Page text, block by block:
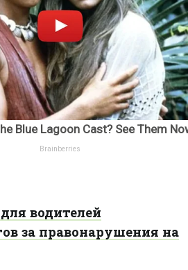
водителей
за правонарушения на